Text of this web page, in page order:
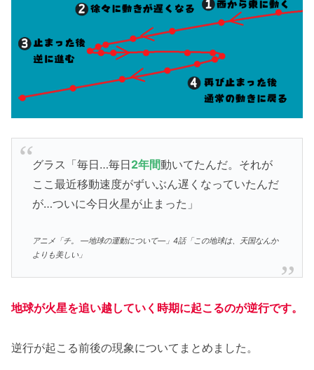
グラス「毎日…毎日2年間動いてたんだ。それが
ここ最近移動速度がずいぶん遅くなっていたんだ
が…ついに今日火星が止まった」
アニメ「チ。 ―地球の運動について―」4話「この地球は、天国なんか
よりも美しい」
地球が火星を追い越していく時期に起こるのが逆行です。
逆行が起こる前後の現象についてまとめました。